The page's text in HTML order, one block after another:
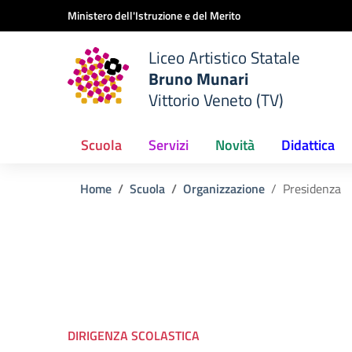
Vai ai contenuti
Vai al menu di navigazioneMinistero dell'Istruzione e del Merito
Liceo Artistico Statale
Bruno Munari
Vittorio Veneto (TV)
Scuola Servizi Novità Didattica
Home Scuola Organizzazione Presidenza
DIRIGENZA SCOLASTICA